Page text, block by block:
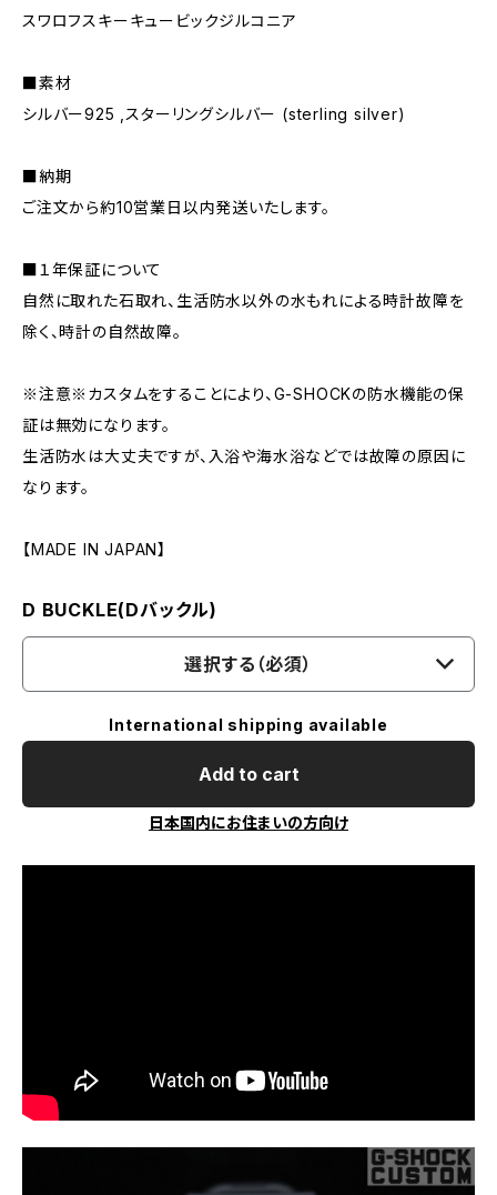
スワロフスキーキュービックジルコニア
■素材
シルバー925 ,スターリングシルバー (sterling silver)
■納期
ご注文から約10営業日以内発送いたします。
■１年保証について
自然に取れた石取れ、生活防水以外の水もれによる時計故障を
除く、時計の自然故障。
※注意※カスタムをすることにより、G-SHOCKの防水機能の保
証は無効になります。
生活防水は大丈夫ですが、入浴や海水浴などでは故障の原因に
なります。
【MADE IN JAPAN】
D BUCKLE(Dバックル)
選択する（必須）
International shipping available
Add to cart
日本国内にお住まいの方向け